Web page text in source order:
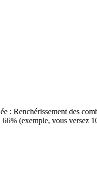
: Renchérissement des
(exemple, vous versez